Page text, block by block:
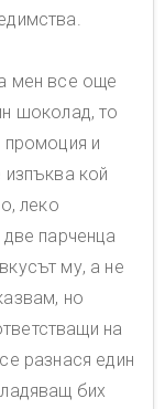
мен все още
шоколад, то
промоция и
кой
леко
парченца
му, а не
но
на
разнася един
бих